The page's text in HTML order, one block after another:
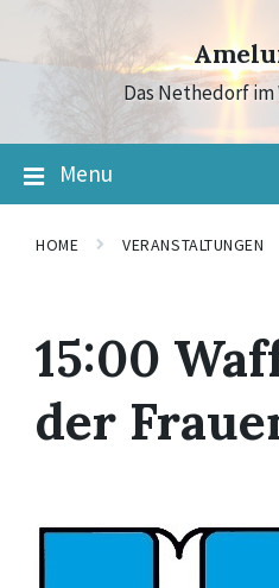
content
main
footer
Das Nethedorf
Menu
HOME VERANSTALTUNGEN
15:00
der